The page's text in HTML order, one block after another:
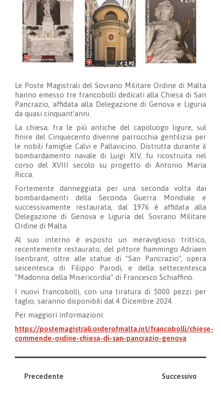
Le Poste Magistrali del Sovrano Militare Ordine di Malta
hanno emesso tre francobolli dedicati alla Chiesa di San
Pancrazio, affidata alla Delegazione di Genova e Liguria
da quasi cinquant’anni.
La chiesa, fra le più antiche del capoluogo ligure, sul
finire del Cinquecento divenne parrocchia gentilizia per
le nobili famiglie Calvi e Pallavicino. Distrutta durante il
bombardamento navale di Luigi XIV, fu ricostruita nel
corso del XVIII secolo su progetto di Antonio Maria
Ricca.
Fortemente danneggiata per una seconda volta dai
bombardamenti della Seconda Guerra Mondiale e
successivamente restaurata, dal 1976 è affidata alla
Delegazione di Genova e Liguria del Sovrano Militare
Ordine di Malta.
Al suo interno è esposto un meraviglioso trittico,
recentemente restaurato, del pittore fiammingo Adriaen
Isenbrant, oltre allestatue di “San Pancrazio”, opera
seicentesca di Filippo Parodi, e della settecentesca
“Madonna della Misericordia” di Francesco Schiaffino.
I nuovi francobolli, con una tiratura di 5000 pezzi per
taglio, saranno disponibili dal 4 Dicembre 2024.
Per maggiori informazioni:
https://postemagistrali.orderofmalta.int/francobolli/chiese-
commende-ordine-chiesa-di-san-pancrazio-genova
Precedente Successivo